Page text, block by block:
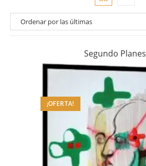
Segundo Planes
¡OFERTA!